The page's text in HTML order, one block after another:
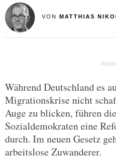
VON MATTHIAS
Während Deutschland es
Migrationskrise nicht
Auge zu blicken, führen
Sozialdemokraten eine
durch. Im neuen Gesetz
arbeitslose Zuwanderer.